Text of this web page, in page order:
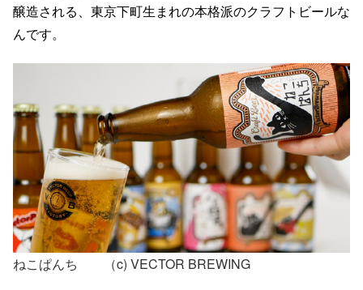
醸造される、東京下町生まれの本格派のクラフトビールな
んです。
ねこぱんち （c) VECTOR BREWING